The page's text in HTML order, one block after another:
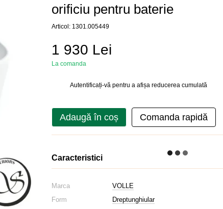
orificiu pentru baterie
Articol: 1301.005449
1 930 Lei
La comanda
Autentificați-văpentru a afișa reducerea cumulată
Adaugă în coș Comanda rapidă
Caracteristici
Marca
VOLLE
Form
Dreptunghiular